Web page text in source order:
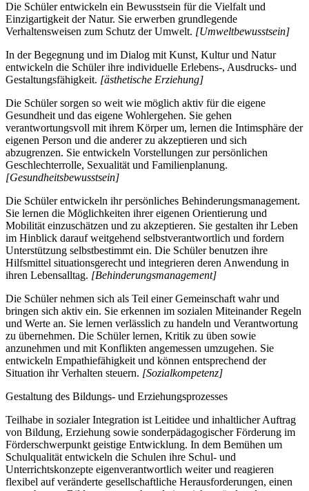
Die Schüler entwickeln ein Bewusstsein für die Vielfalt und
Einzigartigkeit der Natur. Sie erwerben grundlegende
Verhaltensweisen zum Schutz der Umwelt. [Umweltbewusstsein]
In der Begegnung und im Dialog mit Kunst, Kultur und Natur
entwickeln die Schüler ihre individuelle Erlebens-, Ausdrucks- und
Gestaltungsfähigkeit. [ästhetische Erziehung]
Die Schüler sorgen so weit wie möglich aktiv für die eigene
Gesundheit und das eigene Wohlergehen. Sie gehen
verantwortungsvoll mit ihrem Körper um, lernen die Intimsphäre der
eigenen Person und die anderer zu akzeptieren und sich
abzugrenzen. Sie entwickeln Vorstellungen zur persönlichen
Geschlechterrolle, Sexualität und Familienplanung.
[Gesundheitsbewusstsein]
Die Schüler entwickeln ihr persönliches Behinderungsmanagement.
Sie lernen die Möglichkeiten ihrer eigenen Orientierung und
Mobilität einzuschätzen und zu akzeptieren. Sie gestalten ihr Leben
im Hinblick darauf weitgehend selbstverantwortlich und fordern
Unterstützung selbstbestimmt ein. Die Schüler benutzen ihre
Hilfsmittel situationsgerecht und integrieren deren Anwendung in
ihren Lebensalltag. [Behinderungsmanagement]
Die Schüler nehmen sich als Teil einer Gemeinschaft wahr und
bringen sich aktiv ein. Sie erkennen im sozialen Miteinander Regeln
und Werte an. Sie lernen verlässlich zu handeln und Verantwortung
zu übernehmen. Die Schüler lernen, Kritik zu üben sowie
anzunehmen und mit Konflikten angemessen umzugehen. Sie
entwickeln Empathiefähigkeit und können entsprechend der
Situation ihr Verhalten steuern. [Sozialkompetenz]
Gestaltung des Bildungs- und Erziehungsprozesses
Teilhabe in sozialer Integration ist Leitidee und inhaltlicher Auftrag
von Bildung, Erziehung sowie sonderpädagogischer Förderung im
Förderschwerpunkt geistige Entwicklung. In dem Bemühen um
Schulqualität entwickeln die Schulen ihre Schul- und
Unterrichtskonzepte eigenverantwortlich weiter und reagieren
flexibel auf veränderte gesellschaftliche Herausforderungen, einen